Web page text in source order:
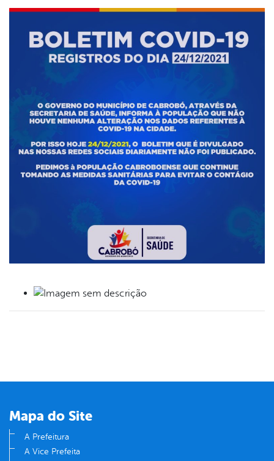
Mapa do Site
A Prefeitura
A Vice Prefeita